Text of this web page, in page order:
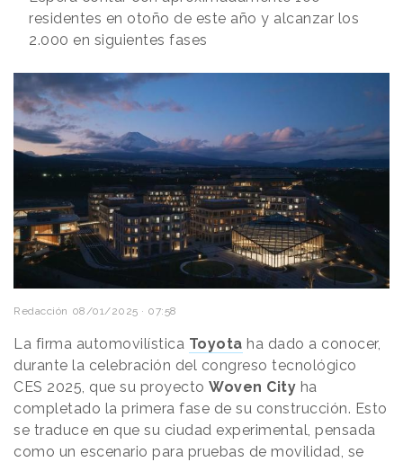
residentes en otoño de este año y alcanzar los
2.000 en siguientes fases
Redacción 08/01/2025 · 07:58
La firma automovilística Toyota ha dado a conocer,
durante la celebración del congreso tecnológico
CES 2025, que su proyecto Woven City ha
completado la primera fase de su construcción. Esto
se traduce en que su ciudad experimental, pensada
como un escenario para pruebas de movilidad, se